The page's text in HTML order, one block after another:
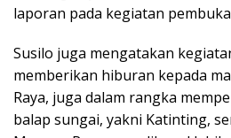
laporan pada kegiatan
Susilo juga mengatakan
memberikan hiburan kepada
Raya, juga dalam rangka
balap sungai, yakni Katinting,